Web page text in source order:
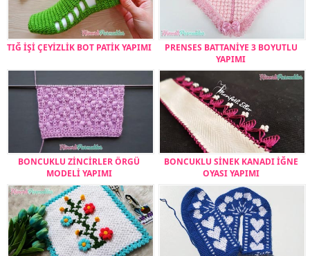
TIĞ İŞİ ÇEYİZLİK BOT PATİK YAPIMI
PRENSES BATTANİYE 3 BOYUTLU
YAPIMI
BONCUKLU ZİNCİRLER ÖRGÜ
MODELİ YAPIMI
BONCUKLU SİNEK KANADI İĞNE
OYASI YAPIMI